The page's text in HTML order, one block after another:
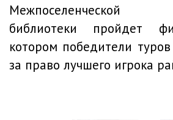
Межпоселенческой
библиотеки пройдет
котором победители
за право лучшего игрока